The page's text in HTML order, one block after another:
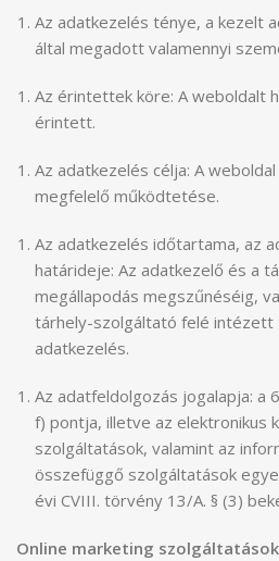
Az adatkezelés ténye, a kezelt
által megadott valamennyi
Az érintettek köre: A weboldalt
érintett.
Az adatkezelés célja: A
megfelelő működtetése.
Az adatkezelés időtartama, az
határideje: Az adatkezelő és a
megállapodás megszűnéséig,
tárhely-szolgáltató felé
adatkezelés.
Az adatfeldolgozás jogalapja: a
f) pontja, illetve az elektronikus
szolgáltatások, valamint az
összefüggő szolgáltatások
évi CVIII. törvény 13/A. § (3)
Online marketing szolgáltatások